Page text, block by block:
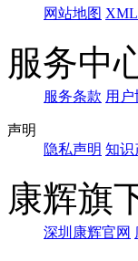
网站地图
服务中
服务条款 用户
声明
隐私声明 知识
康辉旗
深圳康辉官网